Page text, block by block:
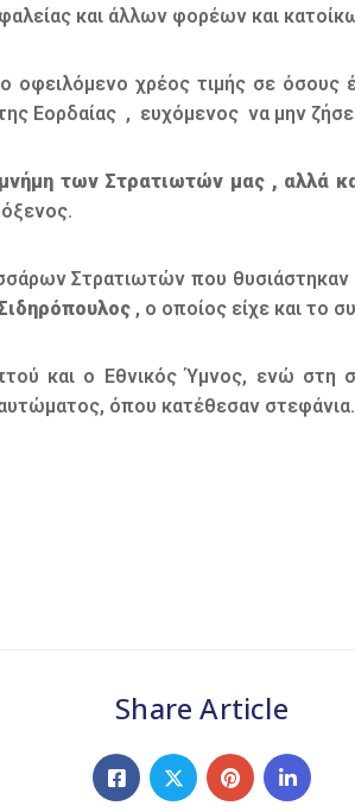
και άλλων φορέων και
χρέος τιμής σε όσους
Εορδαίας , ευχόμενος να μην
των Στρατιωτών μας , αλλά
Στρατιωτών που
, ο οποίος είχε και το
και ο Εθνικός Ύμνος, ενώ στη
όπου κατέθεσαν στεφάνια.
Share Article